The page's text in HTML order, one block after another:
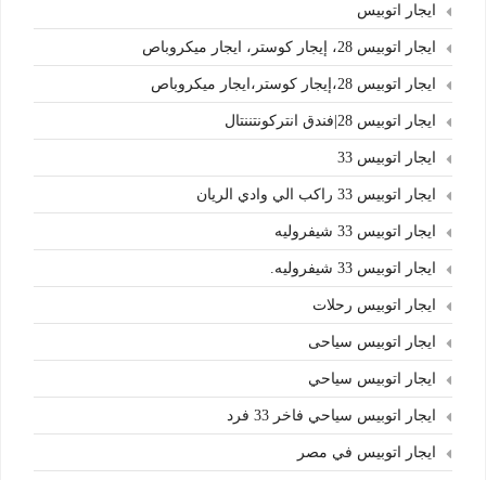
ايجار اتوبيس
ايجار اتوبيس 28، إيجار كوستر، ايجار ميكروباص
ايجار اتوبيس 28،إيجار كوستر،ايجار ميكروباص
ايجار اتوبيس 28|فندق انتركونتننتال
ايجار اتوبيس 33
ايجار اتوبيس 33 راكب الي وادي الريان
ايجار اتوبيس 33 شيفروليه
ايجار اتوبيس 33 شيفروليه.
ايجار اتوبيس رحلات
ايجار اتوبيس سياحى
ايجار اتوبيس سياحي
ايجار اتوبيس سياحي فاخر 33 فرد
ايجار اتوبيس في مصر